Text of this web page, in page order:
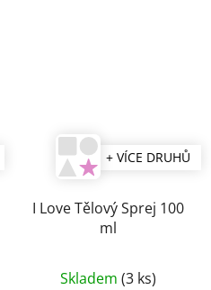
+ VÍCE DRUHŮ
I Love Tělový Sprej 100
ml
Skladem (3 ks)